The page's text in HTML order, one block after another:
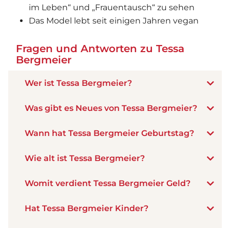
im Leben“ und „Frauentausch“ zu sehen
Das Model lebt seit einigen Jahren vegan
Fragen und Antworten zu Tessa
Bergmeier
Wer ist Tessa Bergmeier?
Was gibt es Neues von Tessa Bergmeier?
Wann hat Tessa Bergmeier Geburtstag?
Wie alt ist Tessa Bergmeier?
Womit verdient Tessa Bergmeier Geld?
Hat Tessa Bergmeier Kinder?